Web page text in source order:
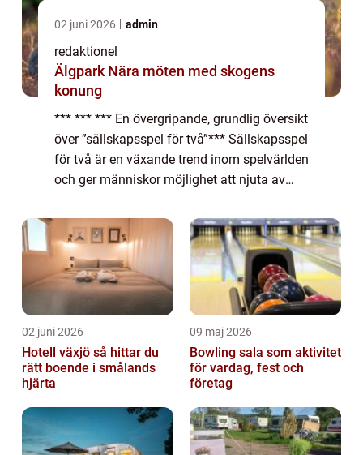
02 juni 2026 admin
redaktionel
Älgpark Nära möten med skogens
konung
*** *** *** En övergripande, grundlig översikt
över ”sällskapsspel för två”*** Sällskapsspel
för två är en växande trend inom spelvärlden
och ger människor möjlighet att njuta av
och mer fokuserad ...
02 juni 2026
Hotell växjö så hittar du
rätt boende i smålands
hjärta
09 maj 2026
Bowling sala som aktivitet
för vardag, fest och
företag